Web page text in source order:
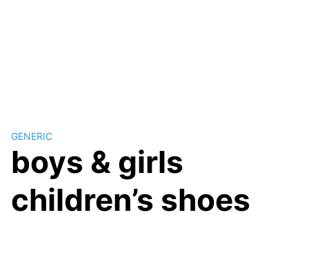
GENERIC
boys & girls
children’s shoes